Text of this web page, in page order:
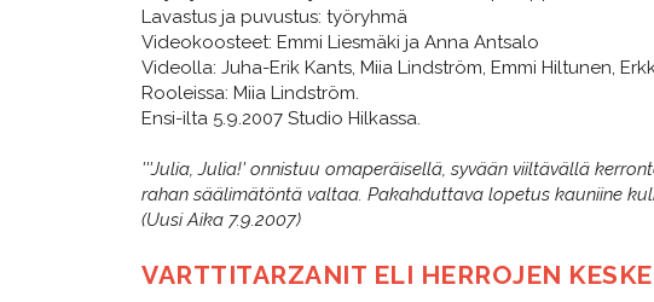
Lavastus ja puvustus: työryhmä
Videokoosteet: Emmi Liesmäki ja Anna Antsalo
Videolla: Juha-Erik Kants, Miia Lindström, Emmi Hiltunen,
Rooleissa: Miia Lindström.
Ensi-ilta 5.9.2007 Studio Hilkassa.
'''Julia, Julia!' onnistuu omaperäisellä, syvään viiltävällä
rahan säälimätöntä valtaa. Pakahduttava lopetus kauniine
(Uusi Aika 7.9.2007)
VARTTITARZANIT ELI HERROJEN